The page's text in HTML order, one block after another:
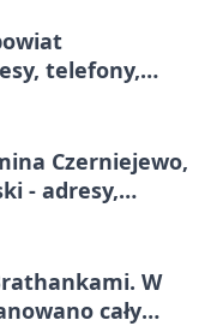
telefony,
Czerniejewo,
- adresy,
W
cały